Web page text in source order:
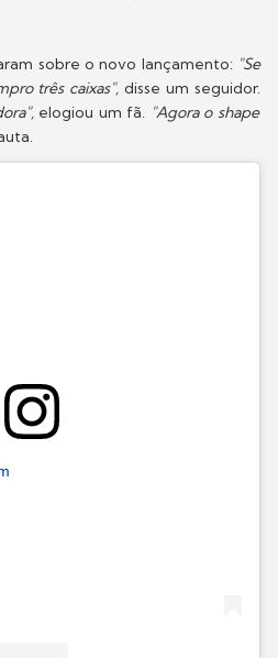
sobre o novo lançamento: "Se
três caixas", disse um seguidor.
elogiou um fã. "Agora o shape